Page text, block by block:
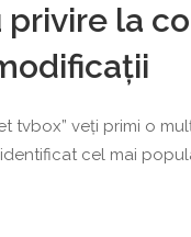
privire la
tvbox” veți primi o
cel mai